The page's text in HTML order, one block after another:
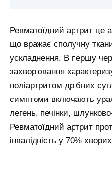
Ревматоїдний артрит це
що вражає сполучну
ускладнення. В першу
захворювання
поліартритом дрібних
симптоми включають
легень, печінки,
Ревматоїдний артрит
інвалідність у 70%